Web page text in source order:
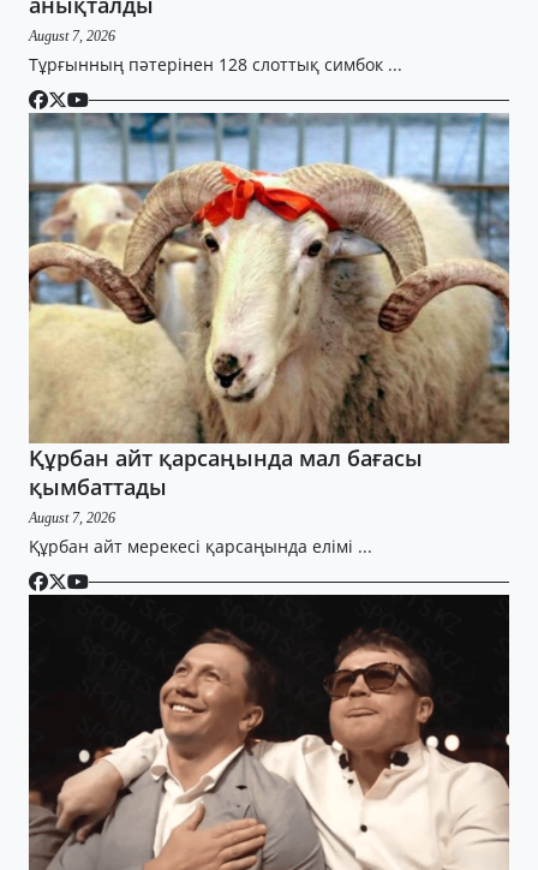
August 7, 2026
Тұрғынның пәтерінен 128 слоттық симбок ...
Құрбан айт қарсаңында мал бағасы
қымбаттады
August 7, 2026
Құрбан айт мерекесі қарсаңында елімі ...